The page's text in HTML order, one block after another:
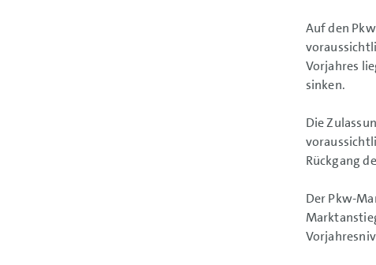
Auf den
Vorjahres
sinken.
Die
Rückgang
Der Pkw-